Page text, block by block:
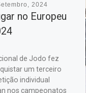
2024
no Europeu
de Jodo fez
um terceiro
individual
nos campeonatos